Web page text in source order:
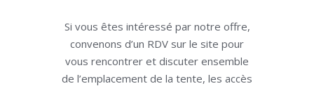
Si vous êtes intéressé par notre offre,
convenons d’un RDV sur le site pour
vous rencontrer et discuter ensemble
de l’emplacement de la tente, les accès